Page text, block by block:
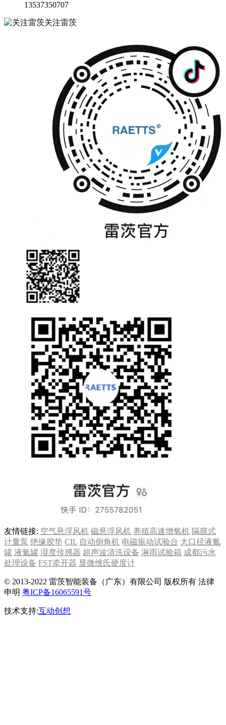
13537350707
关注雷茨
友情链接: 空气悬浮风机 磁悬浮风机 养殖高速增氧机 隔膜式
计量泵 绝缘胶垫 CIL 自动倒角机 电磁振动试验台 大口径液氮
罐 液氮罐 湿度传感器 超声波清洗设备 淋雨试验箱 成都污水
处理设备 FST牵开器 显微维氏硬度计
© 2013-2022 雷茨智能装备（广东）有限公司 版权所有 法律
申明 粤ICP备16065591号
技术支持:互动创想